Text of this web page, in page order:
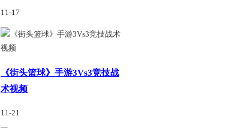
11-17
《街头篮球》手游3Vs3竞技战
术视频
11-21